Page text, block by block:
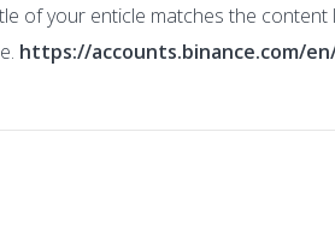
of your enticle matches the
https://accounts.binance.com/